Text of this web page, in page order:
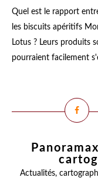
Quel est le rapport
les biscuits apéritifs
Lotus ? Leurs produits
pourraient facilement
Actualités,